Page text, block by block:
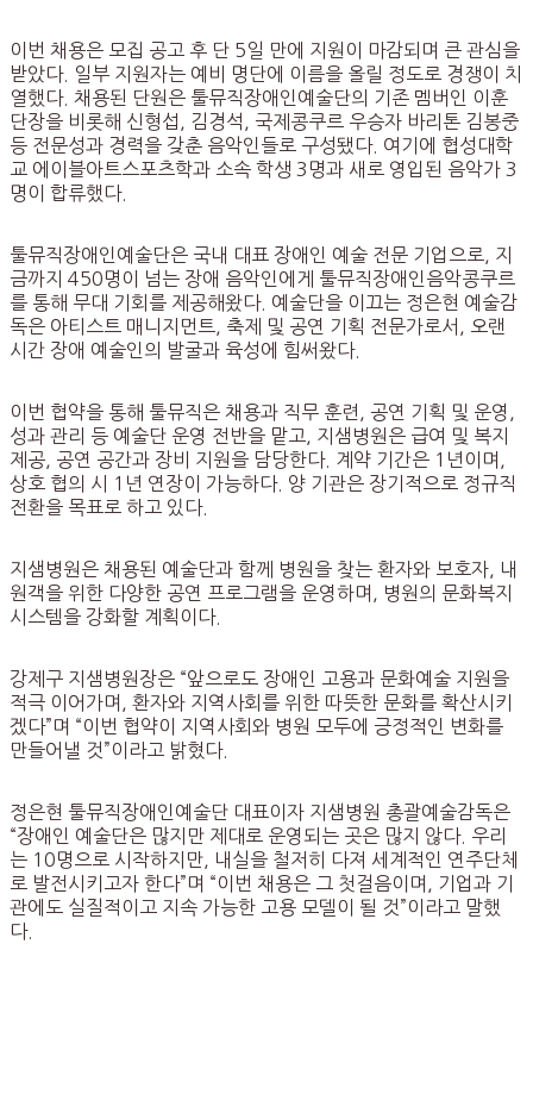
이번 채용은 모집 공고 후 단 5일 만에 지원이 마감되며 큰 관심을
받았다. 일부 지원자는 예비 명단에 이름을 올릴 정도로 경쟁이 치
열했다. 채용된 단원은 툴뮤직장애인예술단의 기존 멤버인 이훈
단장을 비롯해 신형섭, 김경석, 국제콩쿠르 우승자 바리톤 김봉중
등 전문성과 경력을 갖춘 음악인들로 구성됐다. 여기에 협성대학
교 에이블아트스포츠학과 소속 학생 3명과 새로 영입된 음악가 3
명이 합류했다.
툴뮤직장애인예술단은 국내 대표 장애인 예술 전문 기업으로, 지
금까지 450명이 넘는 장애 음악인에게 툴뮤직장애인음악콩쿠르
를 통해 무대 기회를 제공해왔다. 예술단을 이끄는 정은현 예술감
독은 아티스트 매니지먼트, 축제 및 공연 기획 전문가로서, 오랜
시간 장애 예술인의 발굴과 육성에 힘써왔다.
이번 협약을 통해 툴뮤직은 채용과 직무 훈련, 공연 기획 및 운영,
성과 관리 등 예술단 운영 전반을 맡고, 지샘병원은 급여 및 복지
제공, 공연 공간과 장비 지원을 담당한다. 계약 기간은 1년이며,
상호 협의 시 1년 연장이 가능하다. 양 기관은 장기적으로 정규직
전환을 목표로 하고 있다.
지샘병원은 채용된 예술단과 함께 병원을 찾는 환자와 보호자, 내
원객을 위한 다양한 공연 프로그램을 운영하며, 병원의 문화복지
시스템을 강화할 계획이다.
강제구 지샘병원장은 “앞으로도 장애인 고용과 문화예술 지원을
적극 이어가며, 환자와 지역사회를 위한 따뜻한 문화를 확산시키
겠다”며 “이번 협약이 지역사회와 병원 모두에 긍정적인 변화를
만들어낼 것”이라고 밝혔다.
정은현 툴뮤직장애인예술단 대표이자 지샘병원 총괄예술감독은
“장애인 예술단은 많지만 제대로 운영되는 곳은 많지 않다. 우리
는 10명으로 시작하지만, 내실을 철저히 다져 세계적인 연주단체
로 발전시키고자 한다”며 “이번 채용은 그 첫걸음이며, 기업과 기
관에도 실질적이고 지속 가능한 고용 모델이 될 것”이라고 말했
다.